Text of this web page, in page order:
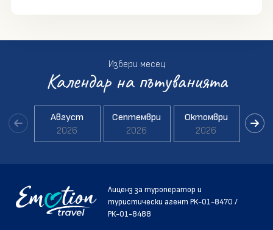
Избери месец
Календар на пътуванията
Август
2026
Септември
2026
Октомври
2026
Лиценз за туроператор и
туристически агент РК-01-8470 /
РК-01-8488